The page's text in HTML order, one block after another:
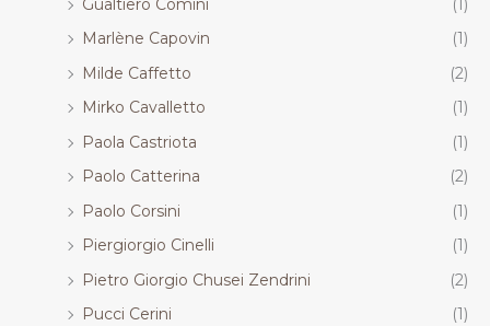
Gualtiero Comini
(1)
Marlène Capovin
(1)
Milde Caffetto
(2)
Mirko Cavalletto
(1)
Paola Castriota
(1)
Paolo Catterina
(2)
Paolo Corsini
(1)
Piergiorgio Cinelli
(1)
Pietro Giorgio Chusei Zendrini
(2)
Pucci Cerini
(1)